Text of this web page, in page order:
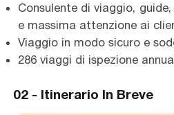
Consulente di viaggio,
e massima attenzione ai
Viaggio in modo sicuro e
286 viaggi di ispezione
02 - Itinerario In Breve